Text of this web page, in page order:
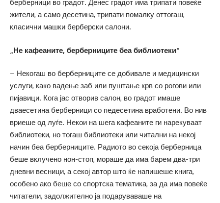
берберници во градот. Денес градот има трипати повеќе
жители, а само десетина, трипати помалку оттогаш,
класични машки берберски салони.
„Не кафеаните, берберниците беа библиотеки“
– Некогаш во берберниците се добивале и медицински
услуги, како вадење заб или пуштање крв со рогови или
пијавици. Кога јас отворив салон, во градот имаше
дваесетина берберници со педесетина вработени. Во нив
вриеше од луѓе. Некои на шега кафеаните ги нарекуваат
библиотеки, но тогаш библиотеки или читални на некој
начин беа берберниците. Радиото во секоја берберница
беше вклучено нон-стоп, мораше да има барем два-три
дневни весници, а секој автор што ќе напишеше книга,
особено ако беше со спортска тематика, за да има повеќе
читатели, задолжително ја подаруваваше на